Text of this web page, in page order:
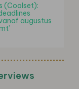
(Coolset):
augustus